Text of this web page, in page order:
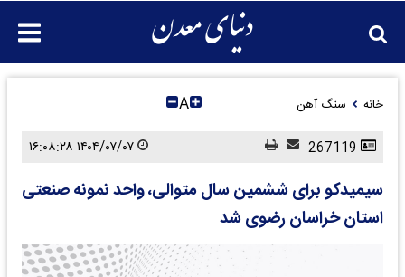
خانه سنگ آهن A
سیمیدکو برای ششمین سال متوالی، واحد نمونه صنعتی
استان خراسان رضوی شد